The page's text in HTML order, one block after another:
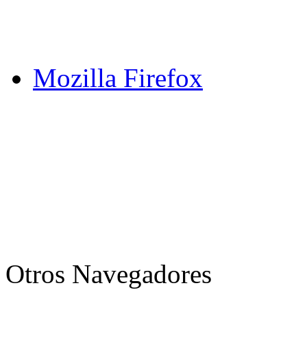
Mozilla Firefox
Otros Navegadores